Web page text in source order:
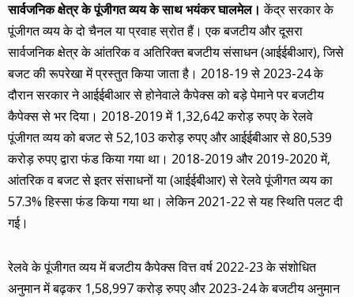
सार्वजनिक क्षेत्र के पूंजीगत व्यय के साथ भयंकर घालमेल। केंद्र सरकार के
पूंजीगत व्यय के दो चैनल या प्रवाह स्रोत हैं। एक बजटीय और दूसरा
सार्वजनिक क्षेत्र के आंतरिक व अतिरिक्त बजटीय संसाधन (आईईबीआर), जिसे
बजट की रूपरेखा में प्रस्तुत किया जाता है। 2018-19 से 2023-24 के
दौरान सरकार ने आईईबीआर से होनेवाले कैपेक्स को बड़े पेमाने पर बजटीय
कैपेक्स से भर दिया। 2018-2019 में 1,32,642 करोड़ रुपए के रेलवे
पूंजीगत व्यय को बजट से 52,103 करोड़ रुपए और आईईबीआर से 80,539
करोड़ रुपए द्वारा फंड किया गया था। 2018-2019 और 2019-2020 में,
आंतरिक व बजट से इतर संसाधनों या (आईईबीआर) से रेलवे पूंजीगत व्यय का
57.3% हिस्सा फंड किया गया था। लेकिन 2021-22 से यह स्थिति पलट दी
गई।
रेलवे के पूंजीगत व्यय में बजटीय कैपेक्स वित्त वर्ष 2022-23 के संशोधित
अनुमान में बढ़कर 1,58,997 करोड़ रुपए और 2023-24 के बजटीय अनुमान